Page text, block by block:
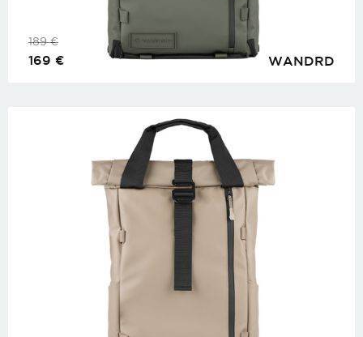
WANDRD
189€
169 €